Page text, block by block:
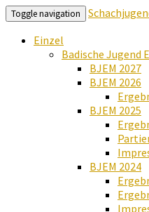
Toggle navigation
Einzel
Badische Jugend
BJEM 2027
BJEM 2026
BJEM 2025
BJEM 2024